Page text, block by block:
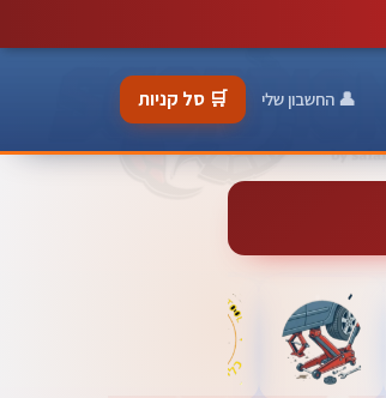
👤 החשבון שלי 🛒 סל קניות